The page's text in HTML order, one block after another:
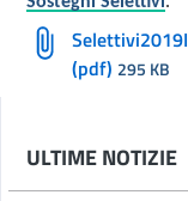
(pdf) 295 KB
ULTIME NOTIZIE